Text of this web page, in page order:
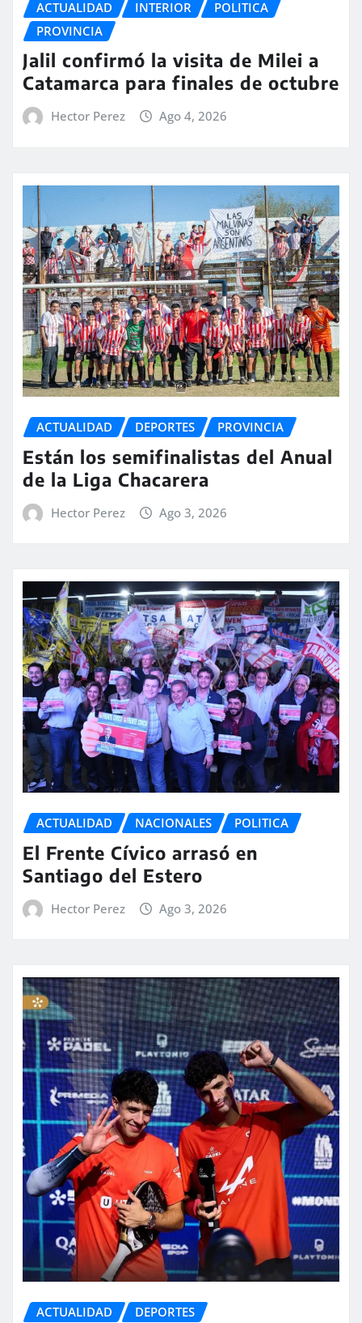
ACTUALIDAD INTERIOR
POLITICA
PROVINCIA
Jalil confirmó la visita de Milei a
Catamarca para finales de octubre
Hector Perez Ago 4, 2026
ACTUALIDAD DEPORTES PROVINCIA
Están los semifinalistas del Anual
de la Liga Chacarera
Hector Perez Ago 3, 2026
ACTUALIDAD NACIONALES POLITICA
El Frente Cívico arrasó en
Santiago del Estero
Hector Perez Ago 3, 2026
ACTUALIDAD
DEPORTES